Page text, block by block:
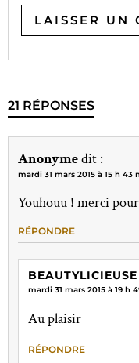
21 RÉPONSES
Anonymedit :
mardi 31 mars 2015 à 15 h 43
Youhouu ! merci
RÉPONDRE
BEAUTYLICIEUSE
mardi 31 mars 2015 à 19 h
Au plaisir
RÉPONDRE